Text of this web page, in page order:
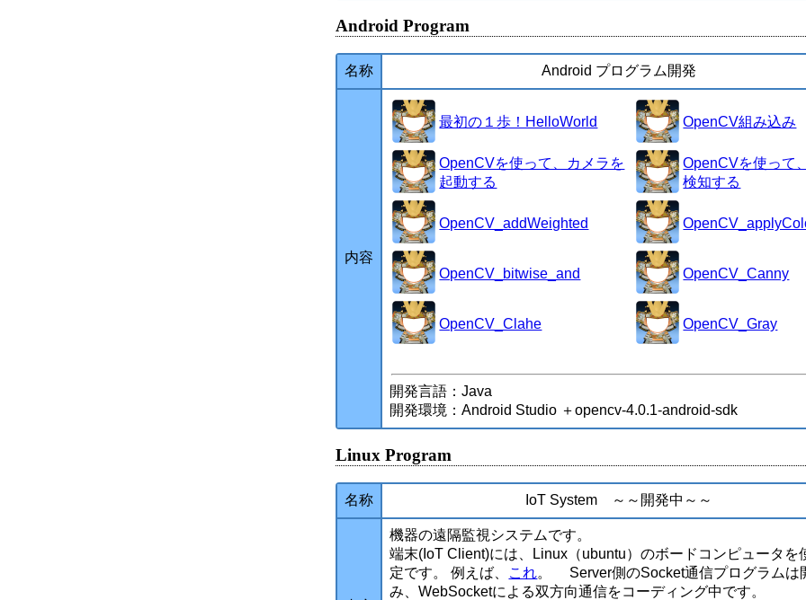
Android Program
名称 Android プログラム開発
内容
最初の１歩！HelloWorld OpenCV組み込み
OpenCVを使って、カメラを
起動する
OpenCVを使って
検知する
OpenCV_addWeighted
OpenCV_bitwise_and OpenCV_Canny
OpenCV_Clahe OpenCV_Gray
開発言語：Java
開発環境：Android Studio ＋opencv-4.0.1-android-sdk
Linux Program
名称 IoT System ～～開発中～～
機器の遠隔監視システムです。
端末(IoT Client)には、Linux（ubuntu）のボードコンピュータを
定です。 例えば、 これ。 Server側のSocket通信プログラムは
み、WebSocketによる双方向通信をコーディング中です。